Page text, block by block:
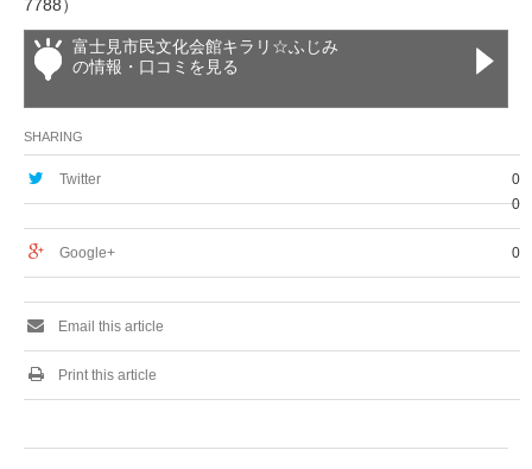
7788）
富士見市民文化会館キラリ☆ふじみ
の情報・口コミを見る
SHARING
Twitter
0
0
Google+ 0
Email this article
Print this article